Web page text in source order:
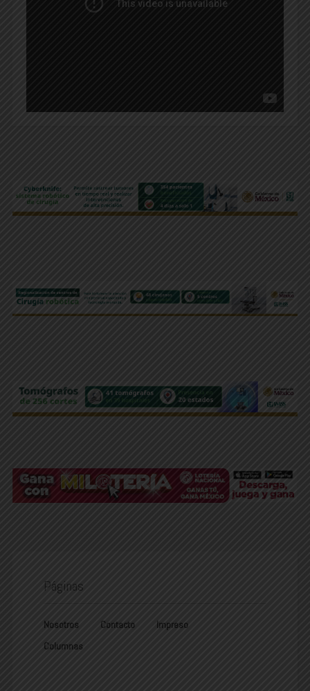
Páginas
Nosotros Contacto
Impreso
Columnas